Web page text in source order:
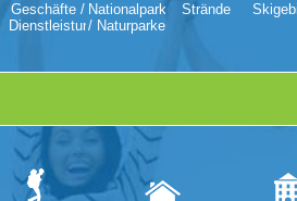
Geschäfte /
Dienstleistungen
Nationalparks
/ Naturparke
Strände